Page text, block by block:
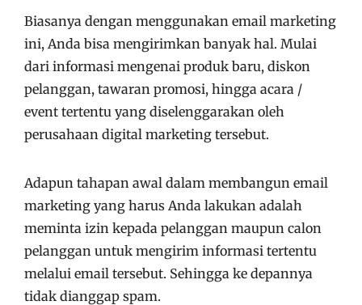
Biasanya dengan menggunakan email marketing
ini, Anda bisa mengirimkan banyak hal. Mulai
dari informasi mengenai produk baru, diskon
pelanggan, tawaran promosi, hingga acara /
event tertentu yang diselenggarakan oleh
perusahaan digital marketing tersebut.
Adapun tahapan awal dalam membangun email
marketing yang harus Anda lakukan adalah
meminta izin kepada pelanggan maupun calon
pelanggan untuk mengirim informasi tertentu
melalui email tersebut. Sehingga ke depannya
tidak dianggap spam.